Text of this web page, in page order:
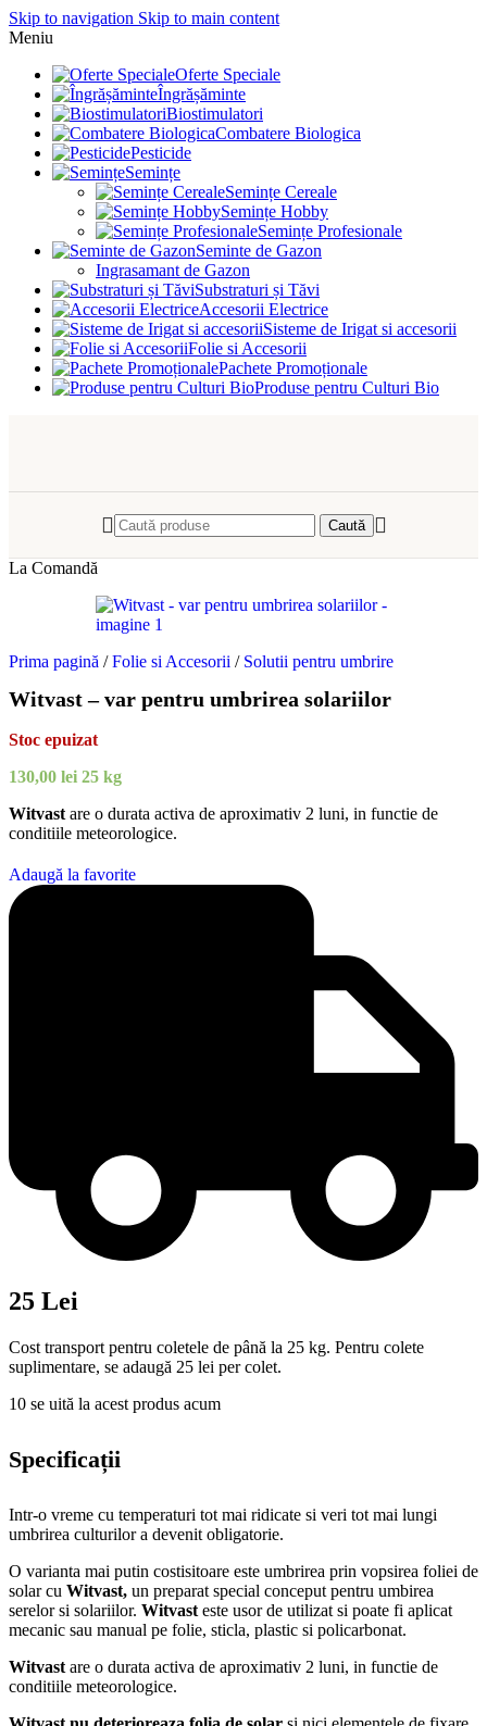
Skip to navigation Skip to main content
Meniu
Oferte Speciale
Îngrășăminte
Biostimulatori
Combatere Biologica
Pesticide
Semințe
Semințe Cereale
Semințe Hobby
Semințe Profesionale
Seminte de Gazon
Ingrasamant de Gazon
Substraturi și Tăvi
Accesorii Electrice
Sisteme de Irigat si accesorii
Folie si Accesorii
Pachete Promoționale
Produse pentru Culturi Bio
Caută
La Comandă
Prima pagină / Folie si Accesorii / Solutii pentru umbrire
Witvast – var pentru umbrirea solariilor
Stoc epuizat
130,00 lei 25 kg
Witvast are o durata activa de aproximativ 2 luni, in functie de
conditiile meteorologice.
Adaugă la favorite
25 Lei
Cost transport pentru coletele de până la 25 kg. Pentru colete
suplimentare, se adaugă 25 lei per colet.
10 se uită la acest produs acum
Specificații
Intr-o vreme cu temperaturi tot mai ridicate si veri tot mai lungi
umbrirea culturilor a devenit obligatorie.
O varianta mai putin costisitoare este umbrirea prin vopsirea foliei de
solar cu Witvast, un preparat special conceput pentru umbirea
serelor si solariilor. Witvast este usor de utilizat si poate fi aplicat
mecanic sau manual pe folie, sticla, plastic si policarbonat.
Witvast are o durata activa de aproximativ 2 luni, in functie de
conditiile meteorologice.